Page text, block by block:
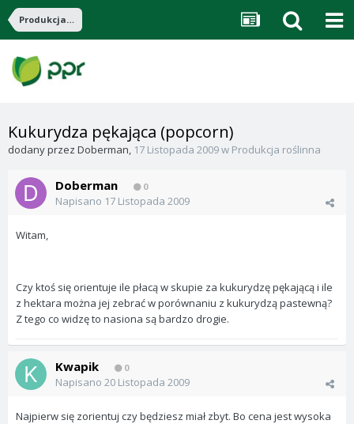
Produkcja roślinna
Kukurydza pękająca (popcorn)
dodany przez Doberman, 17 Listopada 2009w Produkcja roślinna
Doberman 0
Napisano 17 Listopada 2009
Witam,
Czy ktoś się orientuje ile płacą w skupie za kukurydzę pękającą i ile
z hektara można jej zebrać w porównaniu z kukurydzą pastewną?
Z tego co widzę to nasiona są bardzo drogie.
Kwapik 0
Napisano 20 Listopada 2009
Najpierw się zorientuj czy będziesz miał zbyt. Bo cena jest wysoka